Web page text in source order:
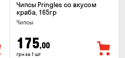
Чипсы Pringles со вкусом
краба, 165гр
Чипсы
175,00
грн за 1 шт